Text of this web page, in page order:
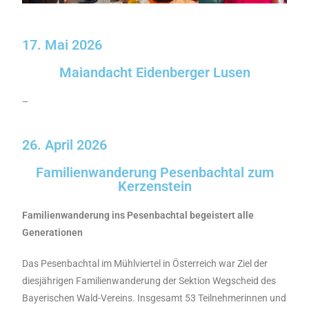
17. Mai 2026
Maiandacht Eidenberger Lusen
–
26. April 2026
Familienwanderung Pesenbachtal zum
Kerzenstein
Familienwanderung ins Pesenbachtal begeistert alle
Generationen
Das Pesenbachtal im Mühlviertel in Österreich war Ziel der
diesjährigen Familienwanderung der Sektion Wegscheid des
Bayerischen Wald-Vereins. Insgesamt 53 Teilnehmerinnen und